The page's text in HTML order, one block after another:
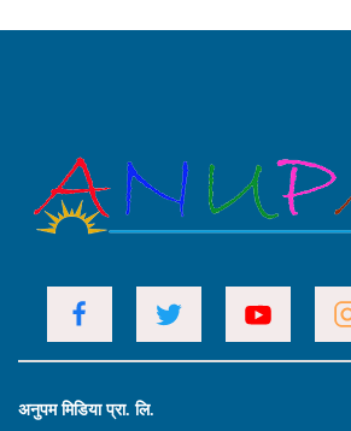
अनुपम मिडिया प्रा. लि.